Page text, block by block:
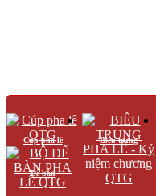
Cúp pha lê Biểu trưng
Để bàn